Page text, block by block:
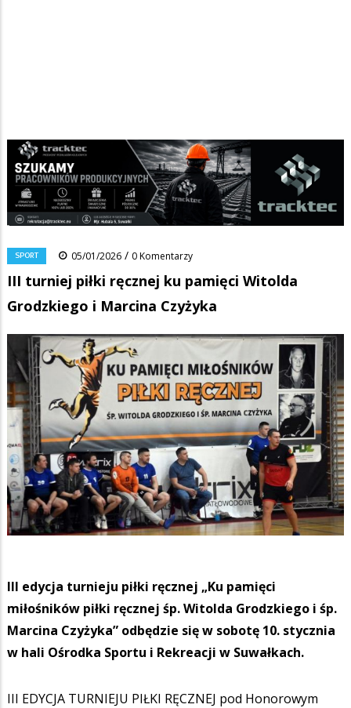
Ścieżka
nawigacyjna
Strona główna Wiadomości/Sport/
III turniej piłki ręcznej ku pamięci Witolda Grodzkiego i Marcina
Czyżyka
FacebookPinterest Tumblr
SPORT 05/01/2026 / 0 Komentarzy
III turniej piłki ręcznej ku pamięci Witolda
Grodzkiego i Marcina Czyżyka
III edycja turnieju piłki ręcznej „Ku pamięci
miłośników piłki ręcznej śp. Witolda Grodzkiego i śp.
Marcina Czyżyka” odbędzie się w sobotę 10. stycznia
w hali Ośrodka Sportu i Rekreacji w Suwałkach.
III EDYCJA TURNIEJU PIŁKI RĘCZNEJ pod Honorowym